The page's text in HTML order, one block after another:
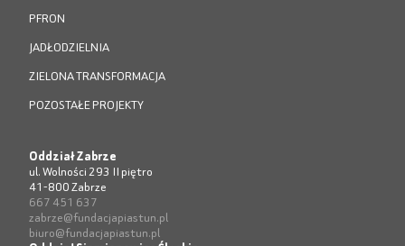
PFRON
JADŁODZIELNIA
ZIELONA TRANSFORMACJA
POZOSTAŁE PROJEKTY
Oddział Zabrze
ul. Wolności 293 II piętro
41-800 Zabrze
667 451 637
zabrze@fundacjapiastun.pl
biuro@fundacjapiastun.pl